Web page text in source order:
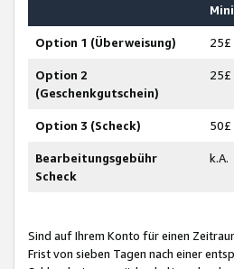
Option 1 (Überweisung) 25£
Option 2
(Geschenkgutschein)
25£
Option 3 (Scheck) 50£
Bearbeitungsgebühr
Scheck
k.A.
Sind auf Ihrem Konto für einen
Frist von sieben Tagen nach einer